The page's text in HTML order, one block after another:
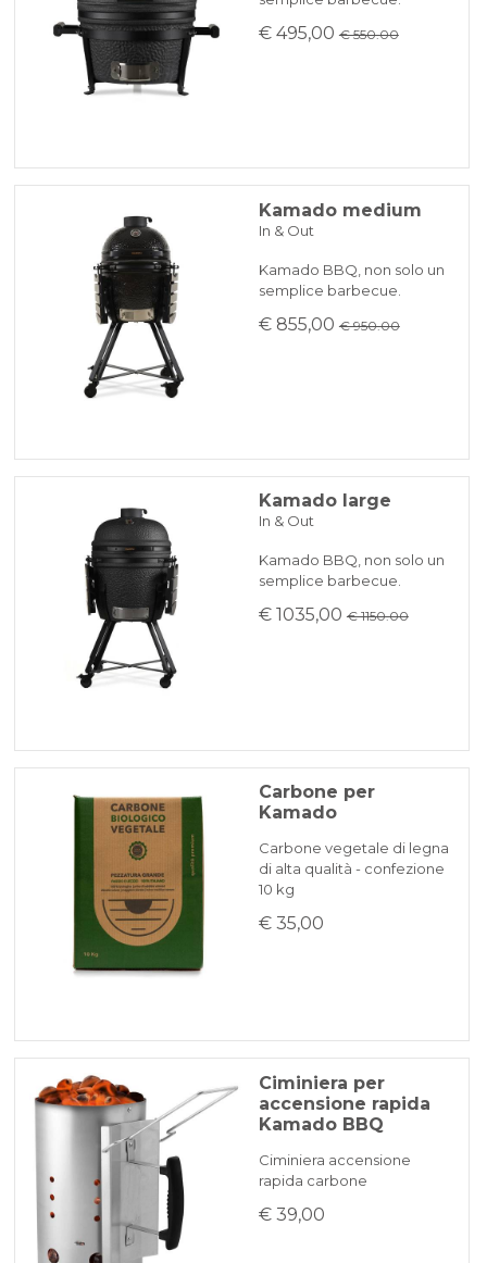
€ 495,00 € 550.00
Kamado medium
In & Out
Kamado BBQ, non solo un
semplice barbecue.
€ 855,00 € 950.00
Kamado large
In & Out
Kamado BBQ, non solo un
semplice barbecue.
€ 1035,00 € 1150.00
Carbone per
Kamado
Carbone vegetale di legna
di alta qualità - confezione
10 kg
€ 35,00
Ciminiera per
accensione rapida
Kamado BBQ
Ciminiera accensione
rapida carbone
€ 39,00